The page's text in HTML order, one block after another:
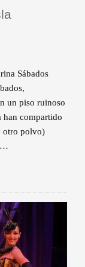
Sábados
un piso ruinoso
han compartido
otro polvo)
…